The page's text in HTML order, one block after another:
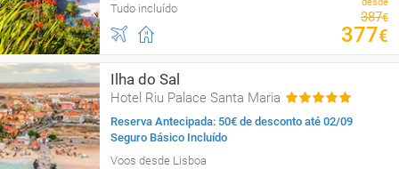
Tudo incluído
387€
377€
Ilha do Sal
Hotel Riu Palace Santa Maria
Reserva Antecipada: 50€ de desconto até 02/09
Seguro Básico Incluído
Voos desde Lisboa